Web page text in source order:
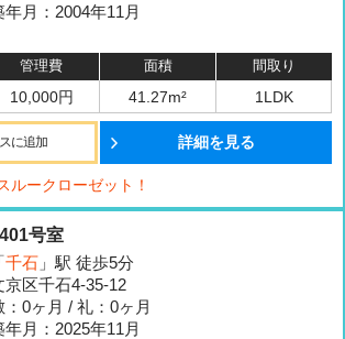
年月：2004年11月
管理費 面積 間取り
10,000円 41.27m² 1LDK
に追加 詳細を見る
ルークローゼット！
号室
千石 」駅 徒歩5分
京区千石4-35-12
：0ヶ月 / 礼：0ヶ月
年月：2025年11月